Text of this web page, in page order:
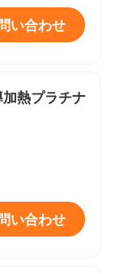
い合わせ
熱プラチナ
い合わせ